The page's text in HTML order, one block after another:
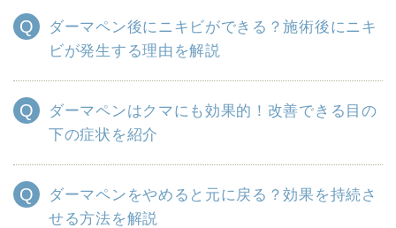
ダーマペン後にニキビができる？施術後にニキ
ビが発生する理由を解説
ダーマペンはクマにも効果的！改善できる目の
下の症状を紹介
ダーマペンをやめると元に戻る？効果を持続さ
せる方法を解説